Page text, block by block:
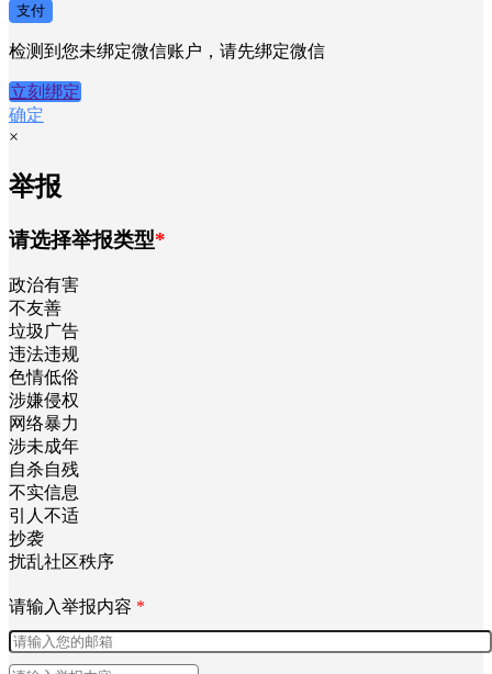
支付
检测到您未绑定微信账户，请先绑定微信
立刻绑定
确定
×
举报
请选择举报类型*
政治有害
不友善
垃圾广告
违法违规
色情低俗
涉嫌侵权
网络暴力
涉未成年
自杀自残
不实信息
引人不适
抄袭
扰乱社区秩序
请输入举报内容 *